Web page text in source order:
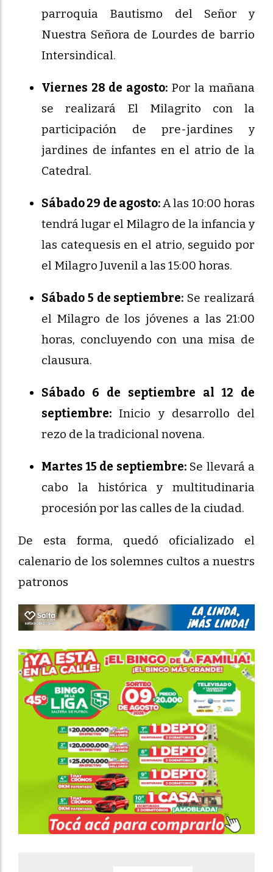
parroquia Bautismo del Señor y
Nuestra Señora de Lourdes de barrio
Intersindical.
Viernes 28 de agosto: Por la mañana
se realizará El Milagrito con la
participación de pre-jardines y
jardines de infantes en el atrio de la
Catedral.
Sábado 29 de agosto:A las 10:00 horas
tendrá lugar el Milagro de la infancia y
las catequesis en el atrio, seguido por
el Milagro Juvenil a las 15:00 horas.
Sábado 5 de septiembre: Se realizará
el Milagro de los jóvenes a las 21:00
horas, concluyendo con una misa de
clausura.
Sábado 6 de septiembre al 12 de
septiembre: Inicio y desarrollo del
rezo de la tradicional novena.
Martes 15 de septiembre:Se llevará a
cabo la histórica y multitudinaria
procesión por las calles de la ciudad.
De esta forma, quedó oficializado el
calenario de los solemnes cultos a nuestrs
patronos